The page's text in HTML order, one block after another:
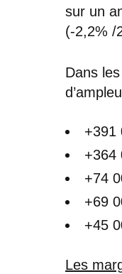
sur un
(-2,2% /
Dans
+391
+364
+74
+69
+45
Les